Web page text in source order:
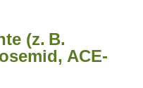
(z. B.
ACE-